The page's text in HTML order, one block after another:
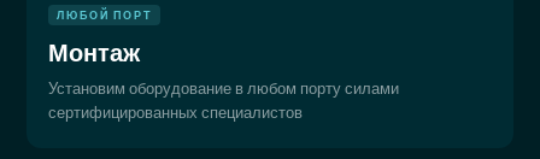
ЛЮБОЙ ПОРТ
Монтаж
Установим оборудование в любом порту силами
сертифицированных специалистов